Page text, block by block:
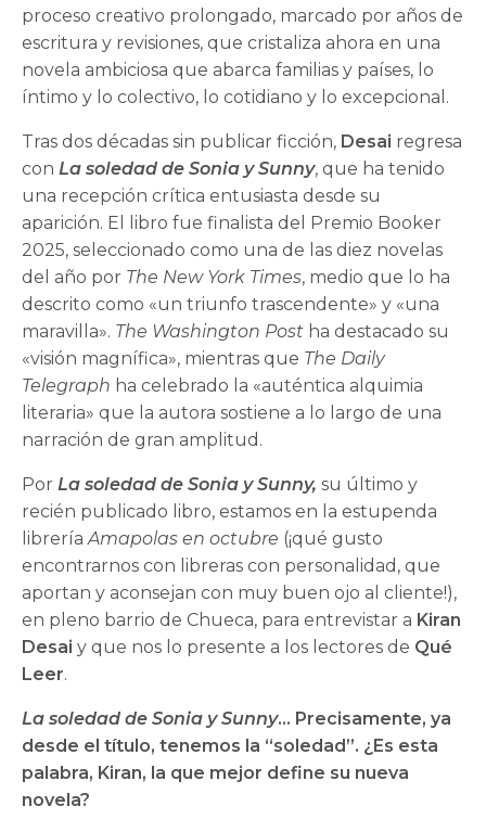
proceso creativo prolongado, marcado por años de
escritura y revisiones, que cristaliza ahora en una
novela ambiciosa que abarca familias y países, lo
íntimo y lo colectivo, lo cotidiano y lo excepcional.
Tras dos décadas sin publicar ficción, Desai regresa
conLa soledad de Sonia y Sunny, que ha tenido
una recepción crítica entusiasta desde su
aparición. El libro fue finalista del Premio Booker
2025, seleccionado como una de las diez novelas
del año por The New York Times, medio que lo ha
descrito como «un triunfo trascendente» y «una
maravilla». The Washington Post ha destacado su
«visión magnífica», mientras que The Daily
Telegraph ha celebrado la «auténtica alquimia
literaria» que la autora sostiene a lo largo de una
narración de gran amplitud.
PorLa soledad de Sonia y Sunny, su último y
recién publicado libro, estamos en la estupenda
libreríaAmapolas en octubre (¡qué gusto
encontrarnos con libreras con personalidad, que
aportan y aconsejan con muy buen ojo al cliente!),
en pleno barrio de Chueca, para entrevistar a Kiran
Desai y que nos lo presente a los lectores de Qué
Leer.
La soledad de Sonia y Sunny… Precisamente, ya
desde el título, tenemos la “soledad”. ¿Es esta
palabra, Kiran, la que mejor define su nueva
novela?